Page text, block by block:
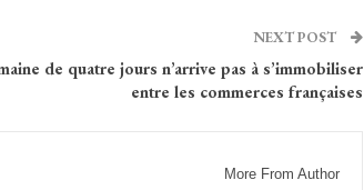
NEXT POST
de quatre jours n’arrive pas à s’immobiliser
entre les commerces françaises
More From Author